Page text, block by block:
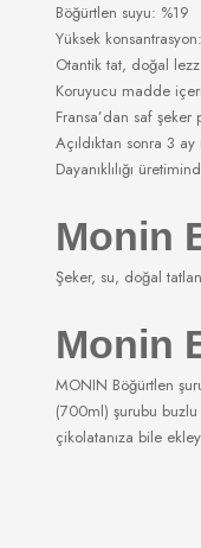
Böğürtlen suyu: %19
Yüksek
Otantik tat, doğal
Koruyucu madde
Fransa’dan saf şeker
Açıldıktan sonra 3
Dayanıklılığı
Monin
Şeker, su, doğal
Monin
MONIN Böğürtlen
(700ml) şurubu
çikolatanıza bile